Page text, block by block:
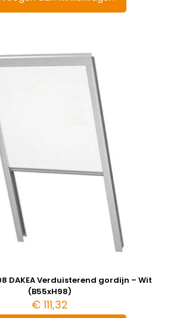
DAKEA Verduisterend gordijn – Wit
(B55xH98)
€111,32